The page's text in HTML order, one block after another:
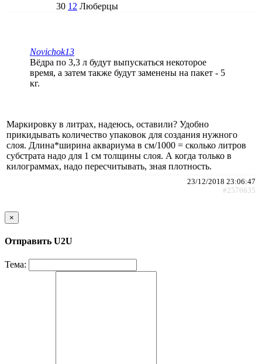
30 12 Люберцы
Novichok13
Вёдра по 3,3 л будут выпускаться некоторое
время, а затем также будут заменены на пакет - 5
кг.
Маркировку в литрах, надеюсь, оставили? Удобно
прикидывать количество упаковок для создания нужного
слоя. Длина*ширина аквариума в см/1000 = сколько литров
субстрата надо для 1 см толщины слоя. А когда только в
килограммах, надо пересчитывать, зная плотность.
23/12/2018 23:06:47
#2576635
×
Отправить U2U
Тема: